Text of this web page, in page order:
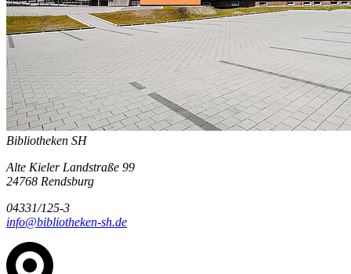
Bibliotheken SH
Alte Kieler Landstraße 99
24768 Rendsburg
04331/125-3
info@bibliotheken-sh.de